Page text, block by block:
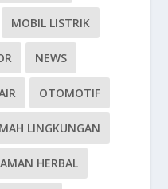
MOBIL LISTRIK
NEWS
OTOMOTIF
LINGKUNGAN
HERBAL